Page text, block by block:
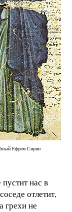
Ефрем Сирин
нас в
отлетит,
грехи не